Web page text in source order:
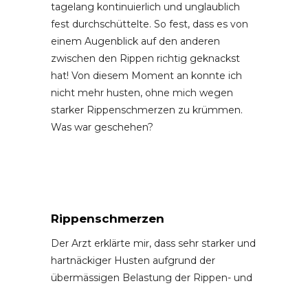
tagelang kontinuierlich und unglaublich
fest durchschüttelte. So fest, dass es von
einem Augenblick auf den anderen
zwischen den Rippen richtig geknackst
hat! Von diesem Moment an konnte ich
nicht mehr husten, ohne mich wegen
starker Rippenschmerzen zu krümmen.
Was war geschehen?
Rippenschmerzen
Der Arzt erklärte mir, dass sehr starker und
hartnäckiger Husten aufgrund der
übermässigen Belastung der Rippen- und